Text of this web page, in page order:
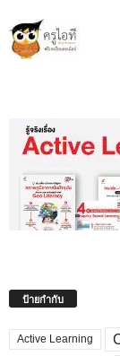
ป้ายกำกับ
Active Learning